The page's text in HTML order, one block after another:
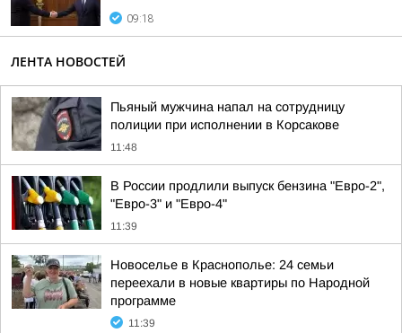
09:18
ЛЕНТА НОВОСТЕЙ
Пьяный мужчина напал на сотрудницу
полиции при исполнении в Корсакове
11:48
В России продлили выпуск бензина "Евро-2",
"Евро-3" и "Евро-4"
11:39
Новоселье в Краснополье: 24 семьи
переехали в новые квартиры по Народной
программе
11:39